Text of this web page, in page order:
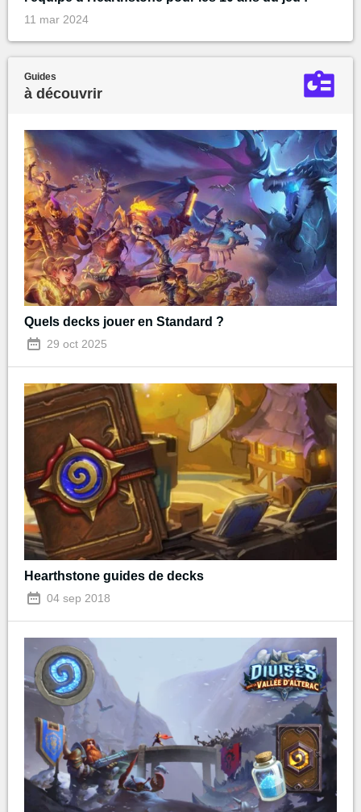
11 mar 2024
Guides
à découvrir
Quels decks jouer en Standard ?
29 oct 2025
Hearthstone guides de decks
04 sep 2018